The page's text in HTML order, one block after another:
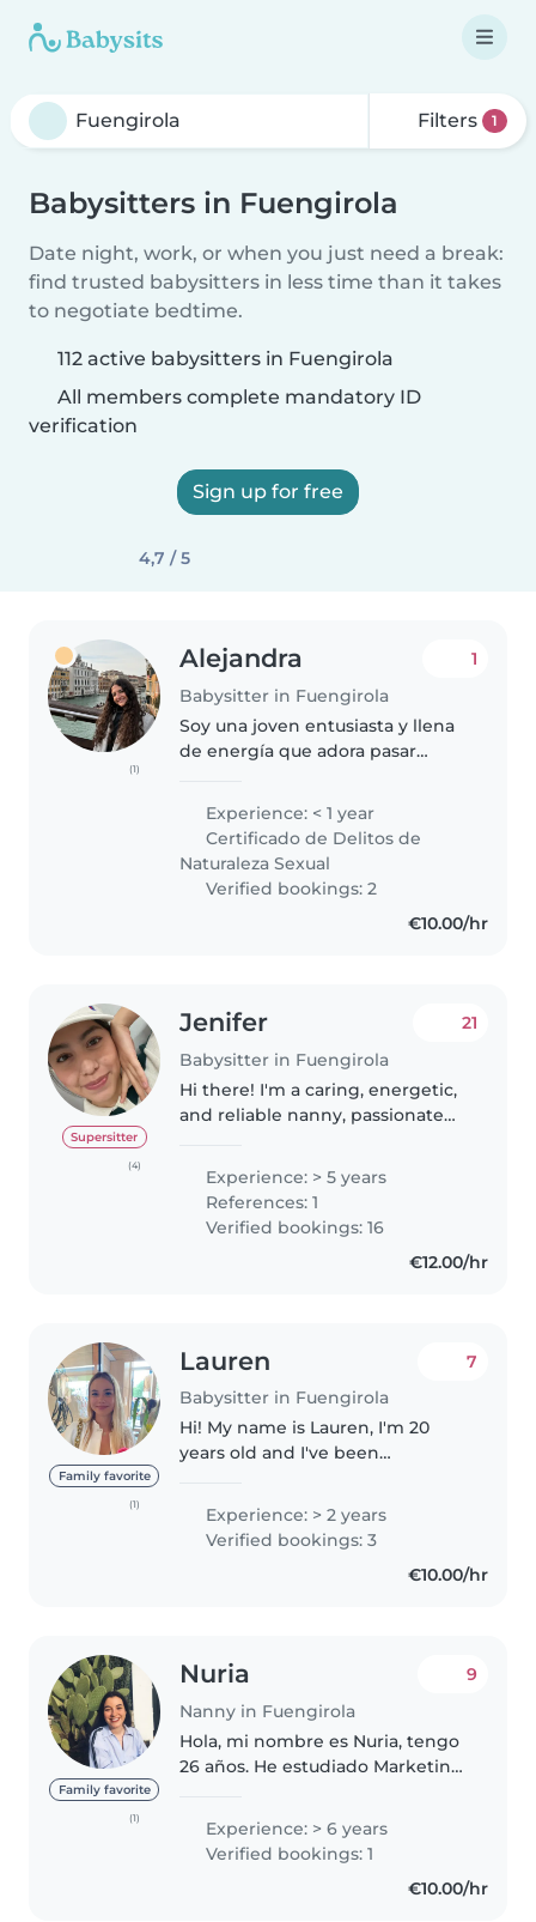
Filters 1
Babysitters in Fuengirola
Date night, work, or when you just need a break:
find trusted babysitters in less time than it takes
to negotiate bedtime.
112 active babysitters in Fuengirola
All members complete mandatory ID
verification
Sign up for free
4,7 / 5
(1)
Alejandra
Babysitter in Fuengirola
1
Soy una joven entusiasta y llena
de energía que adora pasar
considero paciente, creativa y
divertida. Me encanta leer
historias, hacer manualidades y
jugar..
Experience: < 1 year
Certificado de Delitos de
Naturaleza Sexual
Verified bookings: 2
€10.00/hr
Supersitter
(4)
Jenifer
Babysitter in Fuengirola
21
Hi there! I'm a caring, energetic,
and reliable nanny, passionate
children. I enjoy singing,
painting, reading stories,
solving..
Experience: > 5 years
References: 1
Verified bookings: 16
€12.00/hr
Family favorite
(1)
Lauren
Babysitter in Fuengirola
7
Hi! My name is Lauren, I'm 20
years old and I've been
West area for the past two years
and worked in a school in
Thailand. I absolutely love
Experience: > 2 years
Verified bookings: 3
€10.00/hr
Family favorite
(1)
Nuria
Nanny in Fuengirola
9
Hola, mi nombre es Nuria, tengo
26 años. He estudiado Marketing
años cuido a niños de cualquier
edad, los ayudo con los deberes,
me encanta jugar..
Experience: > 6 years
Verified bookings: 1
€10.00/hr